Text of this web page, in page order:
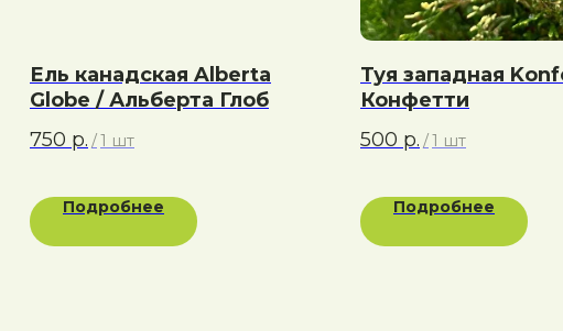
Ель канадская Alberta
Globe / Альберта Глоб
750 р. /1 шт
Подробнее
Туя западная
Конфетти
500 р. /1 шт
Подробнее